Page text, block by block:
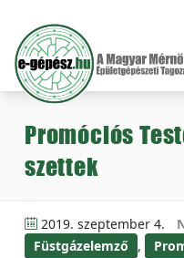
Promóciós
szettek
2019. szeptember 4.
Füstgázelemző ,